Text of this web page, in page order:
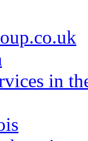
in